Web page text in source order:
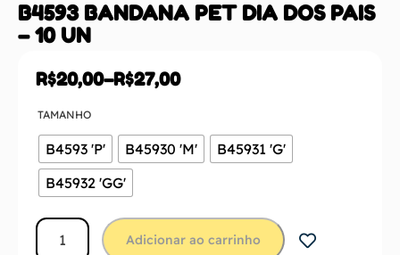
B4593 BANDANA PET DIA DOS PAIS
– 10 UN
R$20,00–R$27,00
TAMANHO
B4593 'P' B45930 'M'
B45931 'G'
B45932 'GG'
Adicionar ao carrinho